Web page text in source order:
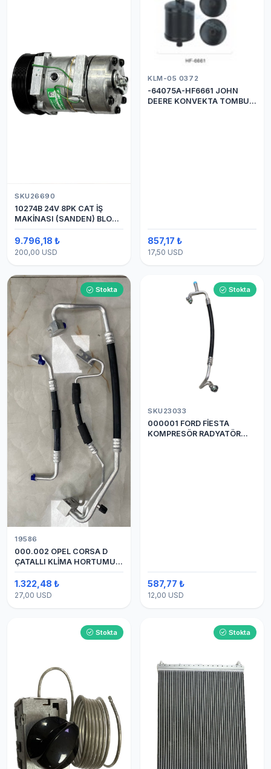
SKU26690
10274B 24V 8PK CAT İŞ
MAKİNASI (SANDEN) BLOK
SAPLAMALI KLİMA
KOMPRESÖRÜ 7H15
9.796,18 ₺
200,00 USD
KLM-05 0372
-64075A-HF6661 JOHN
DEERE KONVEKTA TOMBUL
857,17 ₺
17,50 USD
Stokta
19586
000.002 OPEL CORSA D
ÇATALLI KLİMA HORTUMU
(OEM:1320335)
1.322,48 ₺
27,00 USD
Stokta
SKU23033
000001 FORD FİESTA
KOMPRESÖR RADYATÖR
587,77 ₺
12,00 USD
Stokta Stokta